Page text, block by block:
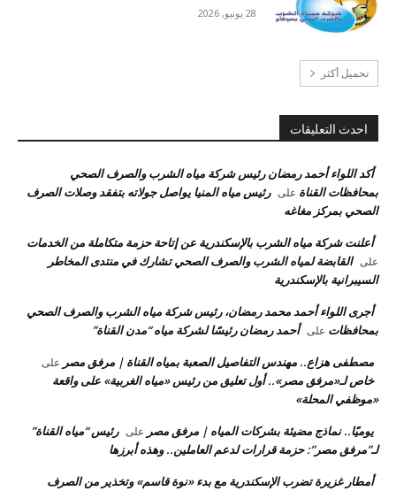
28 يونيو, 2026
تحميل أكثر
احدث التعليقات
أكد اللواء أحمد رمضان رئيس شركة مياه الشرب والصرف الصحي
بمحافظات القناة على رئيس مياه المنيا يواصل جولاته بتفقد وصلات الصرف
الصحي بمركز مغاغه
أعلنت شركة مياه الشرب بالإسكندرية عن إتاحة حزمة متكاملة من الخدمات
على القابضة لمياه الشرب والصرف الصحي تشارك في منتدى المخاطر
السيبرانية بالإسكندرية
أجرى اللواء أحمد محمد رمضان، رئيس شركة مياه الشرب والصرف الصحي
بمحافظات على أحمد رمضان رئيسًا لشركة مياه “مدن القناة”
مصطفى هزاع.. مهندس التفاصيل الصعبة بمياه القناة | مرفق مصر على
خاص لـ«مرفق مصر».. أول تعليق من رئيس «مياه الغربية» على واقعة
«موظفي المحلة»
يوميًا.. نماذج مضيئة بشركات المياه | مرفق مصر على رئيس “مياه القناة”
لـ”مرفق مصر”: حزمة قرارات لدعم العاملين.. وهذه أبرزها
أمطار غزيرة تضرب الإسكندرية مع بدء «نوة قاسم» وتخذير من الصرف